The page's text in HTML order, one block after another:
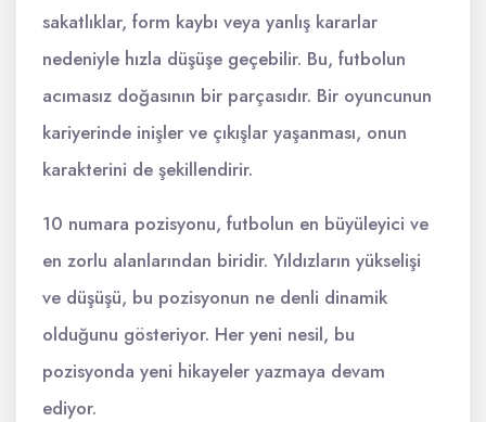
sakatlıklar, form kaybı veya yanlış kararlar
nedeniyle hızla düşüşe geçebilir. Bu, futbolun
acımasız doğasının bir parçasıdır. Bir oyuncunun
kariyerinde inişler ve çıkışlar yaşanması, onun
karakterini de şekillendirir.
10 numara pozisyonu, futbolun en büyüleyici ve
en zorlu alanlarından biridir. Yıldızların yükselişi
ve düşüşü, bu pozisyonun ne denli dinamik
olduğunu gösteriyor. Her yeni nesil, bu
pozisyonda yeni hikayeler yazmaya devam
ediyor.